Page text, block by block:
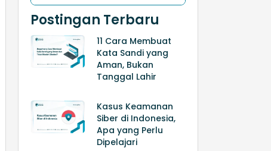
Postingan Terbaru
11 Cara Membuat
Kata Sandi yang
Aman, Bukan
Tanggal Lahir
Kasus Keamanan
Siber di Indonesia,
Apa yang Perlu
Dipelajari